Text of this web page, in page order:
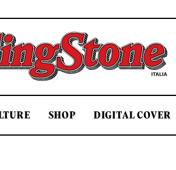
Rolling Stone Italia
SHOP DIGITAL COVER